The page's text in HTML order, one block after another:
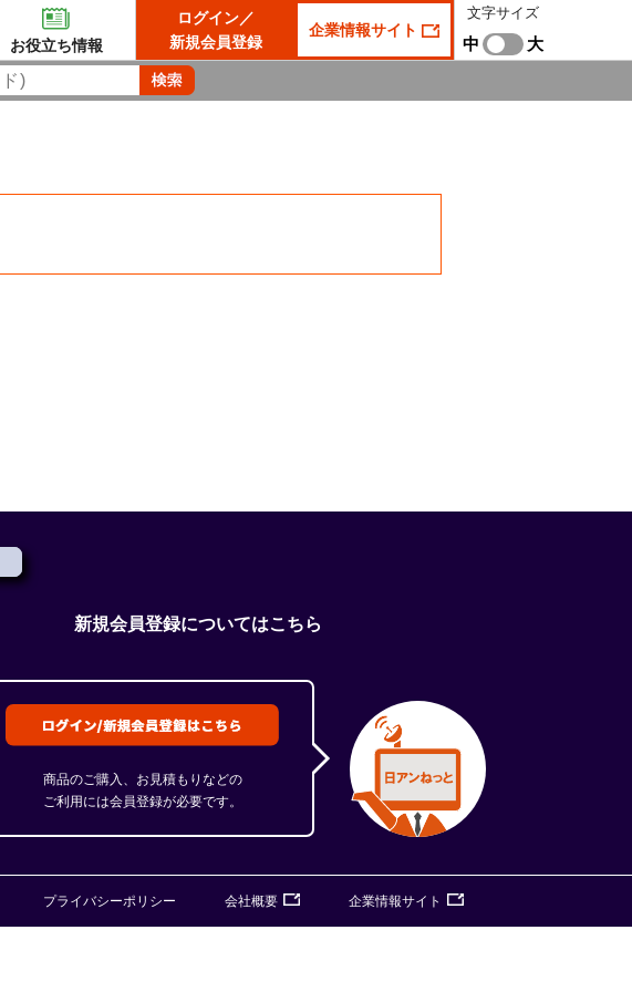
お役立ち情報
ログイン／
新規会員登録
企業情報サイト
文字サイズ
中 大
新規会員登録についてはこちら
商品のご購入、お見積もりなどの
ご利用には会員登録が必要です。
プライバシーポリシー 会社概要 企業情報サイト